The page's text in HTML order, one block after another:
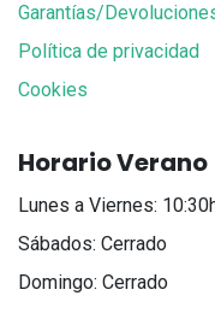
Garantías/
Política de privacidad
Cookies
Horario Verano
Lunes a Viernes:
Sábados: Cerrado
Domingo: Cerrado